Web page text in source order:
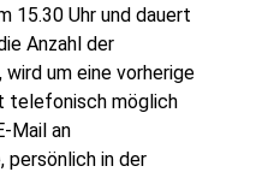
15.30 Uhr und dauert
Anzahl der
um eine vorherige
telefonisch möglich
Mail an
in der